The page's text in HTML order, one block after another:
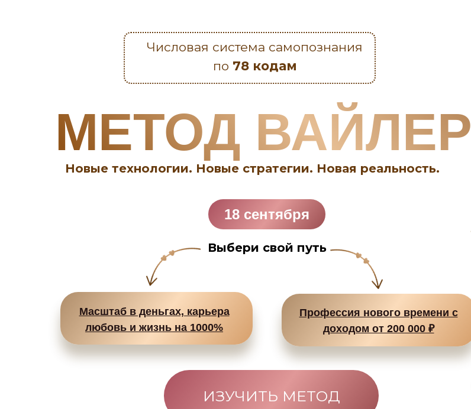
Профессия нового времени с
доходом от 200 000 ₽
МЕТОД ВАЙЛЕР
Числовая система самопознания
по 78 кодам
Выбери свой путь
Новые технологии. Новые стратегии. Новая реальность.
Масштаб в деньгах, карьера
любовь и жизнь на 1000%
ИЗУЧИТЬ МЕТОД
18 сентября